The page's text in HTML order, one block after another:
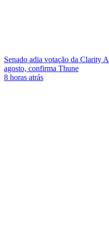
Senado adia votação da Clarity
agosto, confirma Thune
8 horas atrás